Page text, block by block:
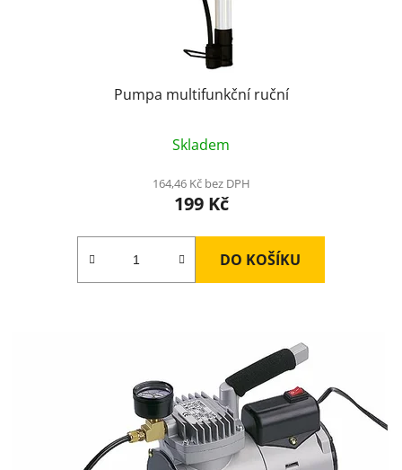
Pumpa multifunkční ruční
Skladem
164,46 Kč bez DPH
199 Kč
DO KOŠÍKU